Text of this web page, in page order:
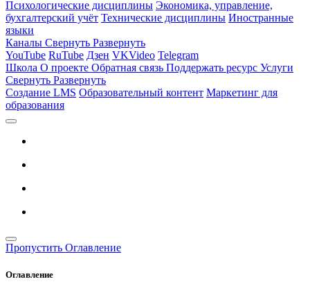
Психологические дисциплины Экономика, управление,
бухгалтерский учёт Технические дисциплины Иностранные
языки
Каналы Свернуть Развернуть
YouTube RuTube Дзен VKVideo Telegram
Школа О проекте Обратная связь Поддержать ресурс Услуги
Свернуть Развернуть
Создание LMS Образовательный контент Маркетинг для
образования
Пропустить Оглавление
Оглавление